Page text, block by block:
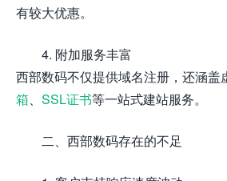
有较大优惠。
4. 附加服务丰富
西部数码不仅提供域名注册，还涵盖
箱、 SSL证书等一站式建站服务。
二、西部数码存在的不足